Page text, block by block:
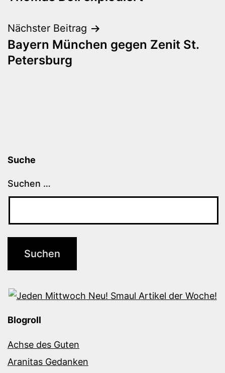
Nächster Beitrag
Bayern München gegen Zenit St.
Petersburg
Suche
Suchen …
Blogroll
Achse des Guten
Aranitas Gedanken